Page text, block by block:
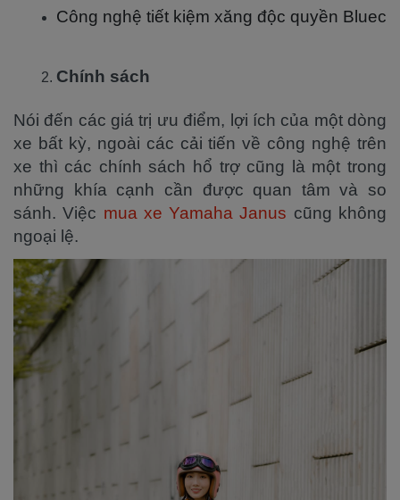
Công nghệ tiết kiệm xăng độc quyền
Chính sách
Nói đến các giá trị ưu điểm, lợi ích của một dòng
xe bất kỳ, ngoài các cải tiến về công nghệ trên
xe thì các chính sách hổ trợ cũng là một trong
những khía cạnh cần được quan tâm và so
sánh. Việc mua xe Yamaha Janus cũng không
ngoại lệ.